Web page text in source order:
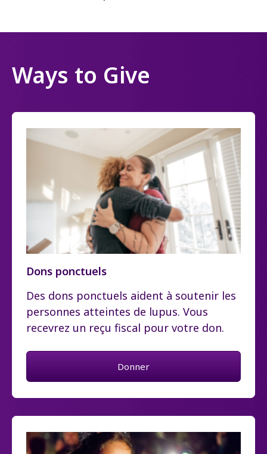
Ways to Give
Dons ponctuels
Des dons ponctuels aident à soutenir les
personnes atteintes de lupus. Vous
recevrez un reçu fiscal pour votre don.
Donner